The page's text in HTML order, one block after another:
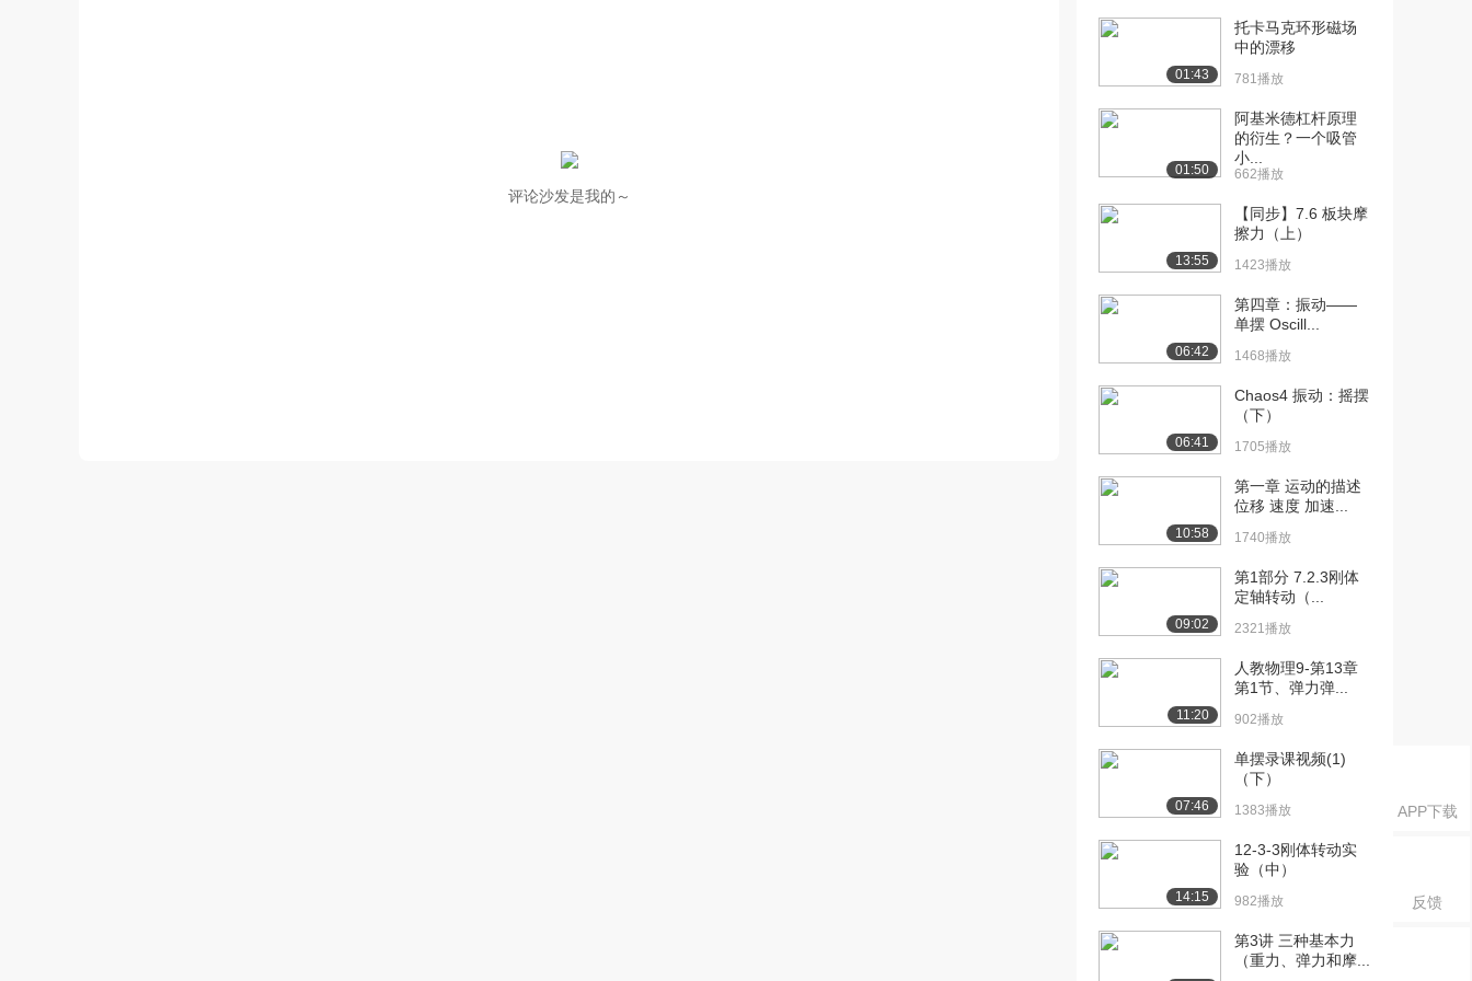
APP下载
反馈
评论沙发是我的～
6598播放
[14] 1.6.2 One-sided L...
[15] 1.7.1 Continuity ... 27:43
[16] 1.7 .2 Continuity...
3345播放
[17] 1.8.1 Limits Invo...
[18] 1.8.2 Limits Invo...
[19] 1.9.1 Limits of T... 21:39
[20] 1.9.2 Limits of T...
3129播放
[21] 2.1 Tangents and ...
[22] 2.2 Instantaneous... 18:51
2.1万播放
[24] 2.3.2 Derivatives...
4877播放
[25] 2.4.1 Basic Deriv... 20:38
3591播放
[27] 2.4.3 Basic Deriv...
[28] 2.5.1 Product and... 24:28
01:43
托卡马克环形磁场
中的漂移
781播放
01:50
阿基米德杠杆原理
的衍生？一个吸管
小...
662播放
13:55
【同步】7.6 板块摩
擦力（上）
1423播放
06:42
第四章：振动——
单摆 Oscill...
1468播放
06:41
Chaos4 振动：摇摆
（下）
1705播放
10:58
第一章 运动的描述
位移 速度 加速...
1740播放
09:02
第1部分 7.2.3刚体
定轴转动（...
2321播放
11:20
人教物理9-第13章
第1节、弹力弹...
902播放
07:46
单摆录课视频(1)
（下）
1383播放
14:15
12-3-3刚体转动实
验（中）
982播放
第3讲 三种基本力
（重力、弹力和摩...